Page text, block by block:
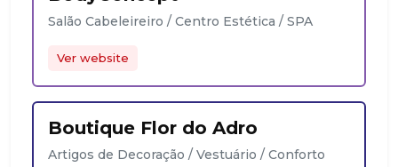
Salão Cabeleireiro / Centro Estética / SPA
Ver website
Boutique Flor do Adro
Artigos de Decoração / Vestuário / Conforto